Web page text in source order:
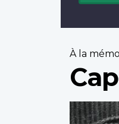
À la
Profile